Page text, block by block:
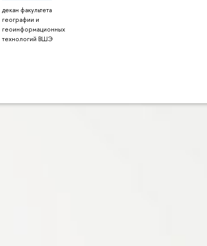
декан факультета
географии и
геоинформационных
технологий ВШЭ